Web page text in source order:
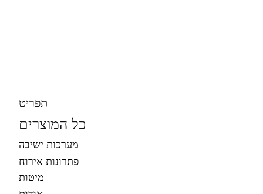
תפריט
כל המוצרים
מערכות ישיבה
פתרונות אירוח
מיטות